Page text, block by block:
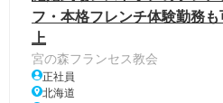
フ・本格フレンチ体験勤務
上
宮の森フランセス教会
正社員
北海道